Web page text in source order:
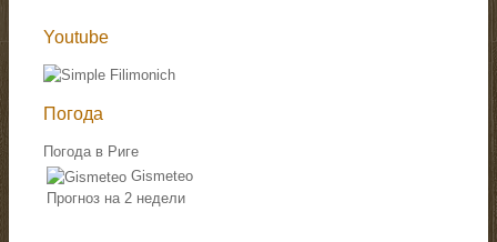
Youtube
Погода
Погода в Риге
Gismeteo
Прогноз на 2 недели